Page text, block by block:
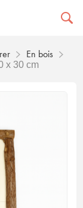
En bois
x 30 cm